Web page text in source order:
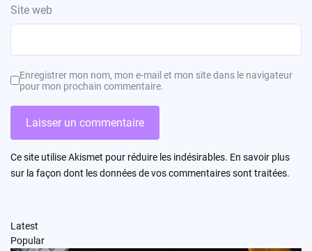
Site web
Enregistrer mon nom, mon e-mail et mon site dans le navigateur
pour mon prochain commentaire.
Ce site utilise Akismet pour réduire les indésirables. En savoir plus
sur la façon dont les données de vos commentaires sont traitées.
Latest
Popular